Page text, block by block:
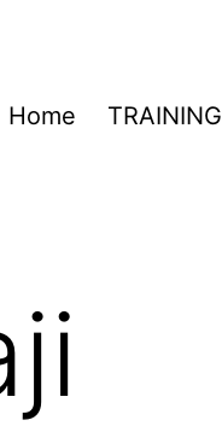
Home TRAINING